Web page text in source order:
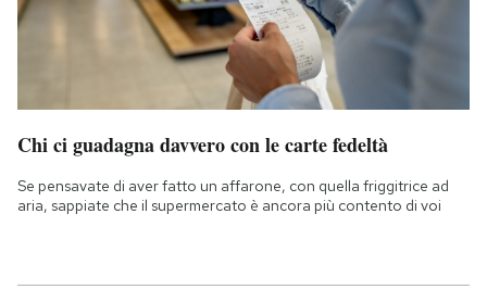
Chi ci guadagna davvero con le carte fedeltà
Se pensavate di aver fatto un affarone, con quella friggitrice ad
aria, sappiate che il supermercato è ancora più contento di voi